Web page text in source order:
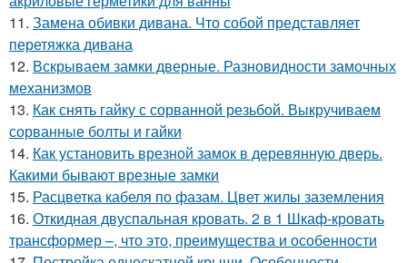
11. Замена обивки дивана. Что собой представляет
перетяжка дивана
12. Вскрываем замки дверные. Разновидности замочных
механизмов
13. Как снять гайку с сорванной резьбой. Выкручиваем
сорванные болты и гайки
14. Как установить врезной замок в деревянную дверь.
Какими бывают врезные замки
15. Расцветка кабеля по фазам. Цвет жилы заземления
16. Откидная двуспальная кровать. 2 в 1 Шкаф-кровать
трансформер –, что это, преимущества и особенности